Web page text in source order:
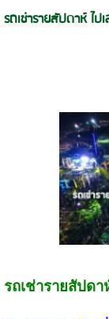
รถเช่ารายสัปดาห์ ไ
รถเช่ารายสัปด